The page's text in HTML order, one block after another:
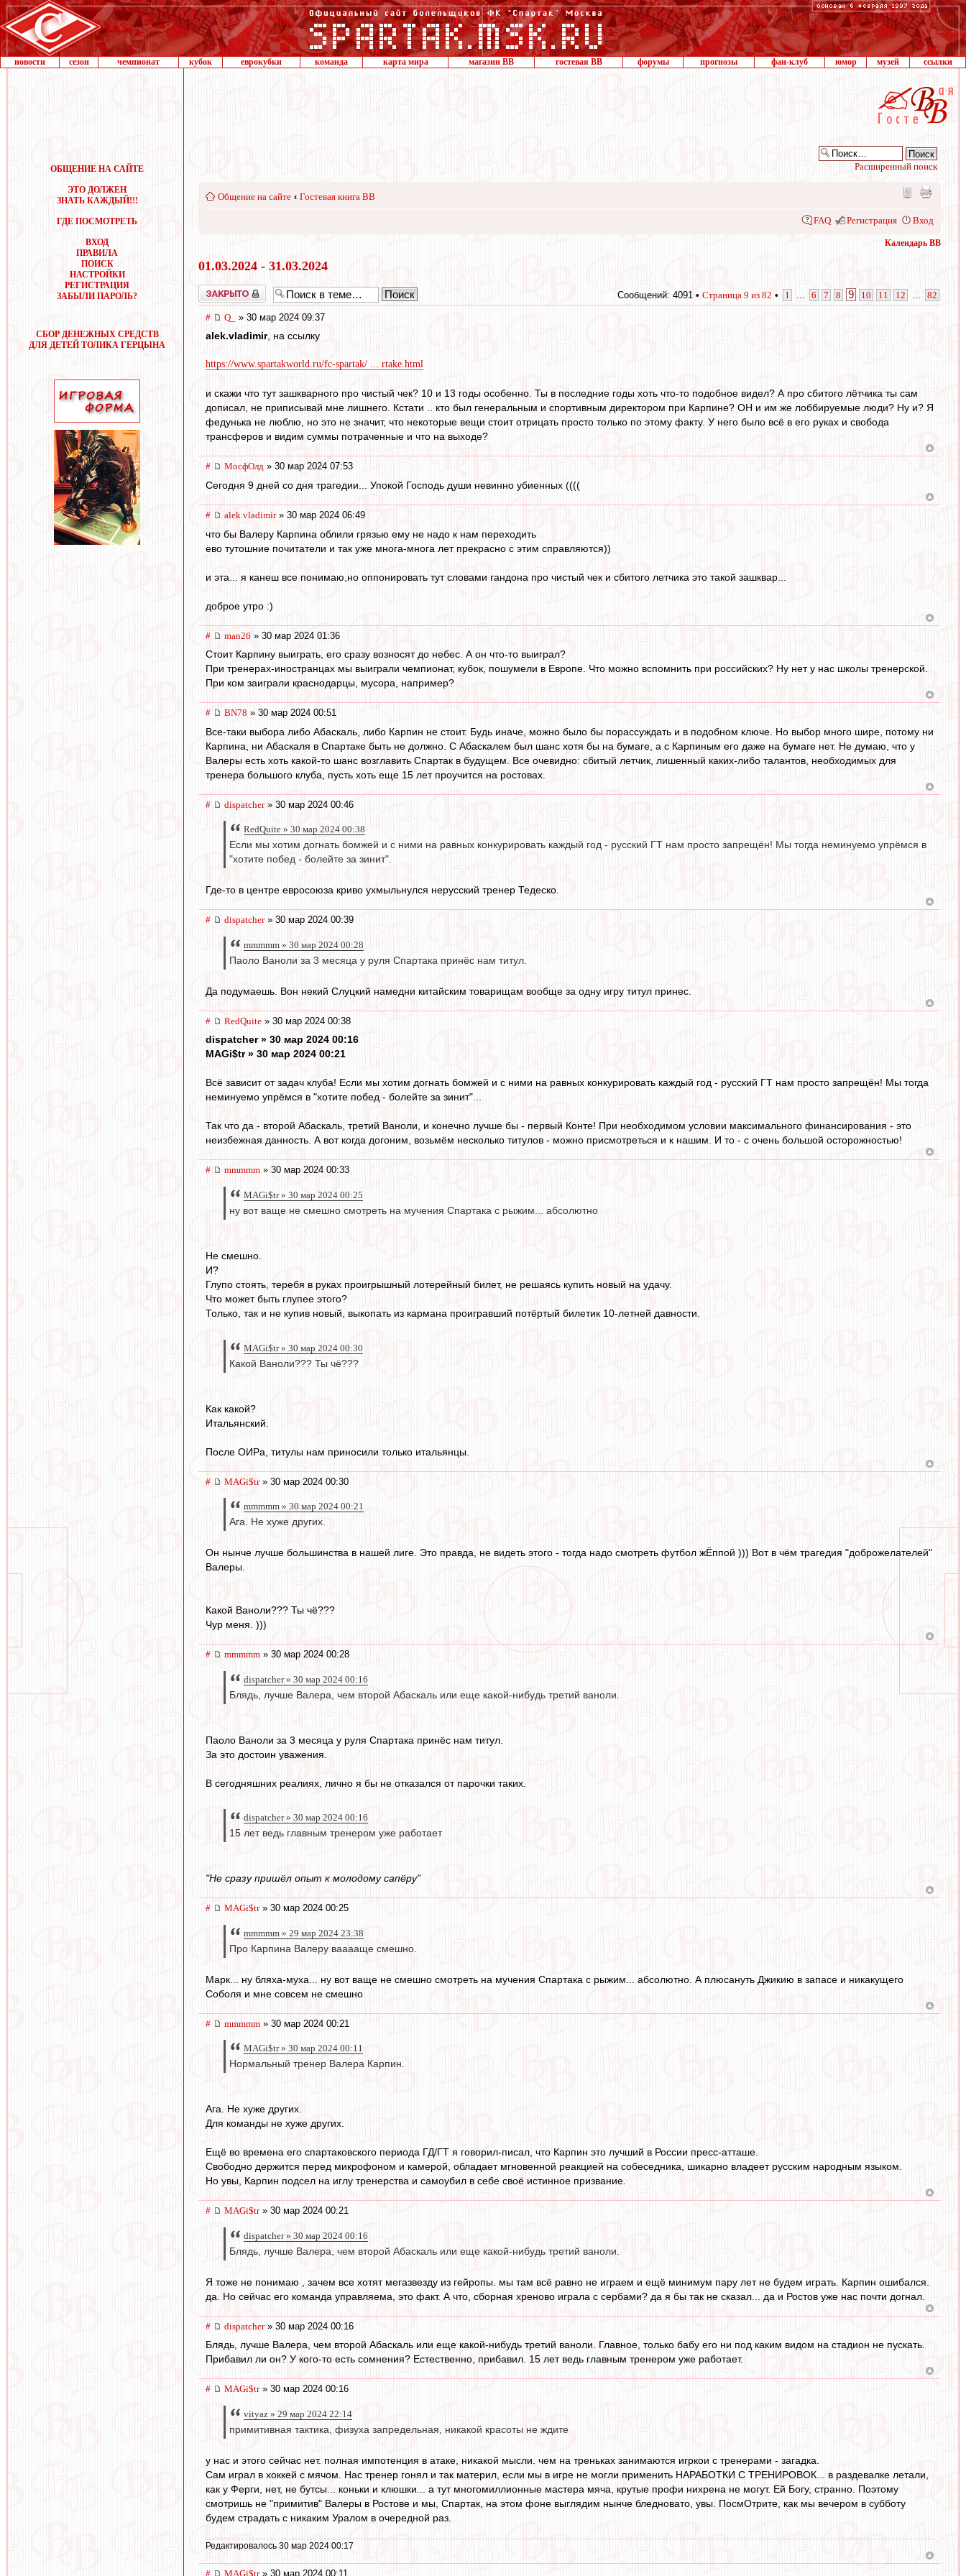
новости сезон чемпионат кубок еврокубки команда карта мира магазин ВВ гостевая ВВ форумы прогнозы фан-клуб юмор музей ссылки
ОБЩЕНИЕ НА САЙТЕ
ЭТО ДОЛЖЕН
ЗНАТЬ КАЖДЫЙ!!!
ГДЕ ПОСМОТРЕТЬ
ВХОД
ПРАВИЛА
ПОИСК
НАСТРОЙКИ
РЕГИСТРАЦИЯ
ЗАБЫЛИ ПАРОЛЬ?
СБОР ДЕНЕЖНЫХ СРЕДСТВ
ДЛЯ ДЕТЕЙ ТОЛИКА ГЕРЦЫНА
Расширенный поиск
Общение на сайте ‹ Гостевая книга ВВ
FAQ Регистрация Вход
Календарь ВВ
01.03.2024 - 31.03.2024
Закрыто Сообщений: 4091 • Страница 9 из 82 • 1 6 7 8 9 10 11 12 82
# Q_ » 30 мар 2024 09:37
alek.vladimir, на ссылку
https://www.spartakworld.ru/fc-spartak/ ... rtake.html
и скажи что тут зашкварного про чистый чек? 10 и 13 годы особенно. Ты в последние годы хоть что-то подобное видел? А про сбитого лётчика ты сам
дописал, не приписывай мне лишнего. Кстати .. кто был генеральным и спортивным директором при Карпине? ОН и им же лоббируемые люди? Ну и? Я
федунька не люблю, но это не значит, что некоторые вещи стоит отрицать просто только по этому факту. У него было всё в его руках и свобода
трансферов и видим суммы потраченные и что на выходе?
# МосфОлд » 30 мар 2024 07:53
Сегодня 9 дней со дня трагедии... Упокой Господь души невинно убиенных ((((
# alek.vladimir» 30 мар 2024 06:49
что бы Валеру Карпина облили грязью ему не надо к нам переходить
ево тутошние почитатели и так уже многа-многа лет прекрасно с этим справляются))
и эта... я канеш все понимаю,но оппонировать тут словами гандона про чистый чек и сбитого летчика это такой зашквар...
доброе утро :)
# man26 » 30 мар 2024 01:36
Стоит Карпину выиграть, его сразу возносят до небес. А он что-то выиграл?
При тренерах-иностранцах мы выиграли чемпионат, кубок, пошумели в Европе. Что можно вспомнить при российских? Ну нет у нас школы тренерской.
При ком заиграли краснодарцы, мусора, например?
# BN78 » 30 мар 2024 00:51
Все-таки выбора либо Абаскаль, либо Карпин не стоит. Будь иначе, можно было бы порассуждать и в подобном ключе. Но выбор много шире, потому ни
Карпина, ни Абаскаля в Спартаке быть не должно. С Абаскалем был шанс хотя бы на бумаге, а с Карпиным его даже на бумаге нет. Не думаю, что у
Валеры есть хоть какой-то шанс возглавить Спартак в будущем. Все очевидно: сбитый летчик, лишенный каких-либо талантов, необходимых для
тренера большого клуба, пусть хоть еще 15 лет проучится на ростовах.
# dispatcher» 30 мар 2024 00:46
RedQuite » 30 мар 2024 00:38
Если мы хотим догнать бомжей и с ними на равных конкурировать каждый год - русский ГТ нам просто запрещён! Мы тогда неминуемо упрёмся в
"хотите побед - болейте за зинит".
Где-то в центре евросоюза криво ухмыльнулся нерусский тренер Тедеско.
# dispatcher» 30 мар 2024 00:39
mmmmm » 30 мар 2024 00:28
Паоло Ваноли за 3 месяца у руля Спартака принёс нам титул.
Да подумаешь. Вон некий Слуцкий намедни китайским товарищам вообще за одну игру титул принес.
# RedQuite » 30 мар 2024 00:38
dispatcher » 30 мар 2024 00:16
MAGi$tr » 30 мар 2024 00:21
Всё зависит от задач клуба! Если мы хотим догнать бомжей и с ними на равных конкурировать каждый год - русский ГТ нам просто запрещён! Мы тогда
неминуемо упрёмся в "хотите побед - болейте за зинит"...
Так что да - второй Абаскаль, третий Ваноли, и конечно лучше бы - первый Конте! При необходимом условии максимального финансирования - это
неизбежная данность. А вот когда догоним, возьмём несколько титулов - можно присмотреться и к нашим. И то - с очень большой осторожностью!
# mmmmm » 30 мар 2024 00:33
MAGi$tr » 30 мар 2024 00:25
ну вот ваще не смешно смотреть на мучения Спартака с рыжим... абсолютно
Не смешно.
И?
Глупо стоять, теребя в руках проигрышный лотерейный билет, не решаясь купить новый на удачу.
Что может быть глупее этого?
Только, так и не купив новый, выкопать из кармана проигравший потёртый билетик 10-летней давности.
MAGi$tr » 30 мар 2024 00:30
Какой Ваноли??? Ты чё???
Как какой?
Итальянский.
После ОИРа, титулы нам приносили только итальянцы.
# MAGi$tr» 30 мар 2024 00:30
mmmmm » 30 мар 2024 00:21
Ага. Не хуже других.
Он нынче лучше большинства в нашей лиге. Это правда, не видеть этого - тогда надо смотреть футбол жЁппой ))) Вот в чём трагедия "доброжелателей"
Валеры.
Какой Ваноли??? Ты чё???
Чур меня. )))
# mmmmm » 30 мар 2024 00:28
dispatcher » 30 мар 2024 00:16
Блядь, лучше Валера, чем второй Абаскаль или еще какой-нибудь третий ваноли.
Паоло Ваноли за 3 месяца у руля Спартака принёс нам титул.
За это достоин уважения.
В сегодняшних реалиях, лично я бы не отказался от парочки таких.
dispatcher » 30 мар 2024 00:16
15 лет ведь главным тренером уже работает
"Не сразу пришёл опыт к молодому сапёру"
# MAGi$tr» 30 мар 2024 00:25
mmmmm » 29 мар 2024 23:38
Про Карпина Валеру вааааще смешно.
Марк... ну бляха-муха... ну вот ваще не смешно смотреть на мучения Спартака с рыжим... абсолютно. А плюсануть Джикию в запасе и никакущего
Соболя и мне совсем не смешно
# mmmmm » 30 мар 2024 00:21
MAGi$tr » 30 мар 2024 00:11
Нормальный тренер Валера Карпин.
Ага. Не хуже других.
Для команды не хуже других.
Ещё во времена его спартаковского периода ГД/ГТ я говорил-писал, что Карпин это лучший в России пресс-атташе.
Свободно держится перед микрофоном и камерой, обладает мгновенной реакцией на собеседника, шикарно владеет русским народным языком.
Но увы, Карпин подсел на иглу тренерства и самоубил в себе своё истинное призвание.
# MAGi$tr» 30 мар 2024 00:21
dispatcher » 30 мар 2024 00:16
Блядь, лучше Валера, чем второй Абаскаль или еще какой-нибудь третий ваноли.
Я тоже не понимаю , зачем все хотят мегазвезду из гейропы. мы там всё равно не играем и ещё минимум пару лет не будем играть. Карпин ошибался.
да. Но сейчас его команда управляема, это факт. А что, сборная хреново играла с сербами? да я бы так не сказал... да и Ростов уже нас почти догнал.
# dispatcher» 30 мар 2024 00:16
Блядь, лучше Валера, чем второй Абаскаль или еще какой-нибудь третий ваноли. Главное, только бабу его ни под каким видом на стадион не пускать.
Прибавил ли он? У кого-то есть сомнения? Естественно, прибавил. 15 лет ведь главным тренером уже работает.
# MAGi$tr» 30 мар 2024 00:16
vityaz » 29 мар 2024 22:14
примитивная тактика, физуха запредельная, никакой красоты не ждите
у нас и этого сейчас нет. полная импотенция в атаке, никакой мысли. чем на треньках занимаются игркои с тренерами - загадка.
Сам играл в хоккей с мячом. Нас тренер гонял и так материл, если мы в игре не могли применить НАРАБОТКИ С ТРЕНИРОВОК... в раздевалке летали,
как у Ферги, нет, не бутсы... коньки и клюшки... а тут многомиллионные мастера мяча, крутые профи нихрена не могут. Ей Богу, странно. Поэтому
смотришь не "примитив" Валеры в Ростове и мы, Спартак, на этом фоне выглядим нынче бледновато, увы. ПосмОтрите, как мы вечером в субботу
будем страдать с никаким Уралом в очередной раз.
Редактировалось 30 мар 2024 00:17
# MAGi$tr» 30 мар 2024 00:11